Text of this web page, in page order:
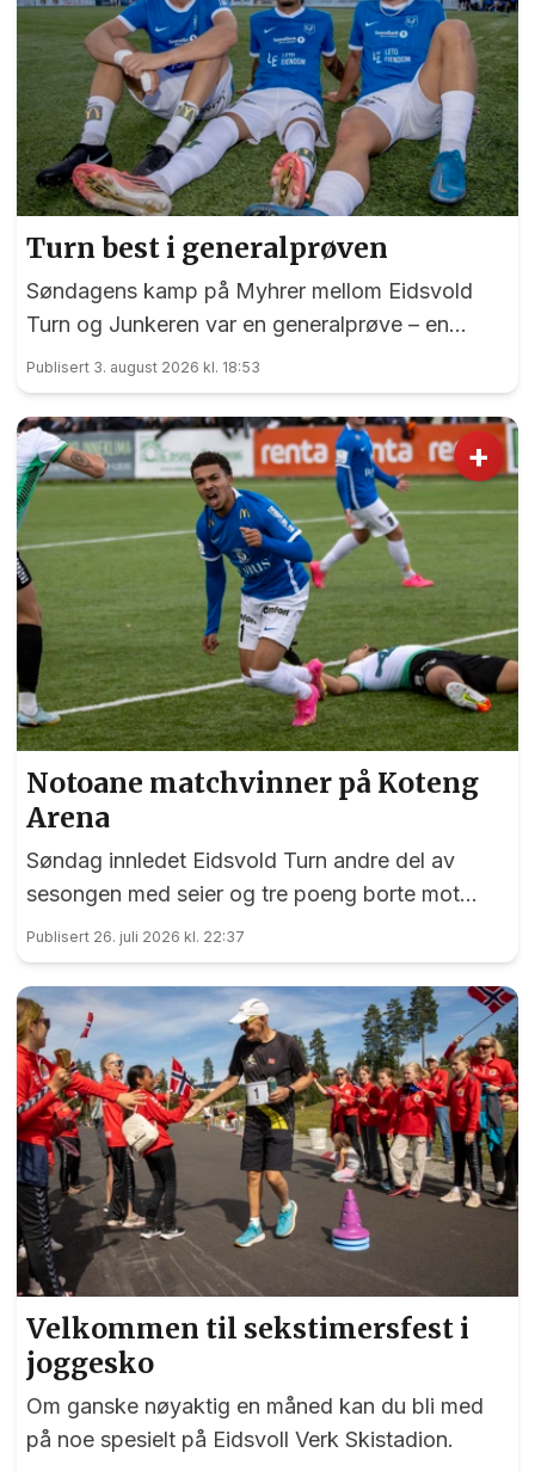
Turn best i generalprøven
Søndagens kamp på Myhrer mellom Eidsvold
Turn og Junkeren var en generalprøve – en
generalprøve før kommende helgs toppkamp på
Myhrer mellom Turn og Levanger.
Publisert 3. august 2026 kl. 18:53
+
Notoane matchvinner på Koteng
Arena
Søndag innledet Eidsvold Turn andre del av
sesongen med seier og tre poeng borte mot
Trygg/Lade.
Publisert 26. juli 2026 kl. 22:37
Velkommen til sekstimersfest i
joggesko
Om ganske nøyaktig en måned kan du bli med
på noe spesielt på Eidsvoll Verk Skistadion.